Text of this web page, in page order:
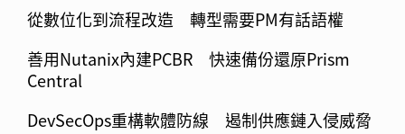
從數位化到流程改造 轉型需要PM有話語權
善用Nutanix內建PCBR 快速備份還原Prism
Central
DevSecOps重構軟體防線 遏制供應鏈入侵威脅